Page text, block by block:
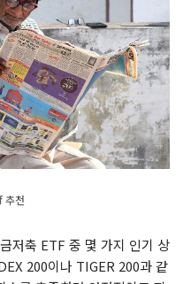
추천
저축 ETF 중 몇 가지 인기 상
200이나 TIGER 200과 같